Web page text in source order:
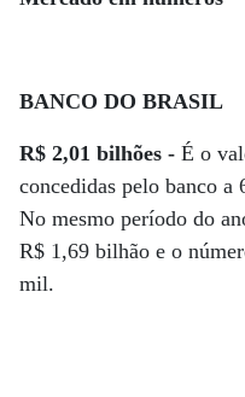
BANCO DO BRASIL
R$ 2,01 bilhões - É o
concedidas pelo banco a
No mesmo período do
R$ 1,69 bilhão e o
mil.